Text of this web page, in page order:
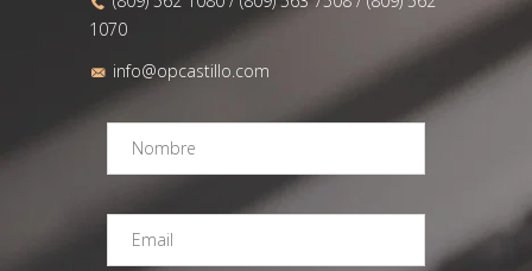
1070
info@opcastillo.com